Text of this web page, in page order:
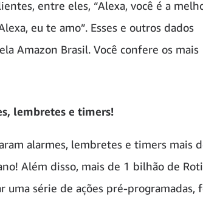
entre eles, “Alexa, você é a
eu te amo”. Esses e outros dados
Amazon Brasil. Você confere os mais
lembretes e timers!
alarmes, lembretes e timers mais
Além disso, mais de 1 bilhão de
uma série de ações pré-programadas,